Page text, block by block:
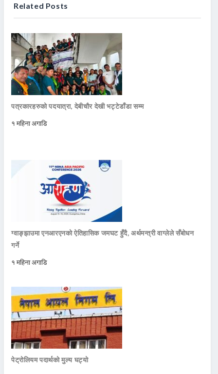
Related Posts
पत्रकारहरुको पदयात्रा, देबीचौर देखी भट्टेडाँडा सम्म
१ महिना अगाडि
ग्वाङ्झाउमा एनआरएनको ऐतिहासिक जमघट हुँदै, अर्थमन्त्री वाग्लेले सँबोधन
गर्ने
१ महिना अगाडि
पेट्रोलियम पदार्थको मुल्य घट्यो